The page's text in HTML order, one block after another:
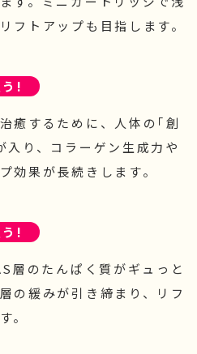
フトアップも目指します。
!
癒するために、人体の｢創
り、コラーゲン生成力や
効果が長続きします。
!
層のたんぱく質がギュっと
の緩みが引き締まり、リフ
。